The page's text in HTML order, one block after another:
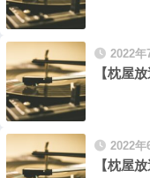
2022年
【枕屋
2022年
【枕屋